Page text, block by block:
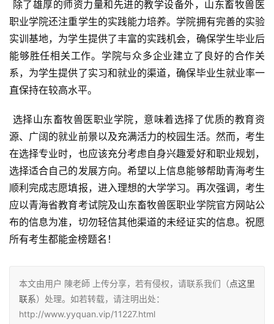
职业学院还注重学生的实践能力培养。学院拥有完善的实验
实训基地，为学生提供了丰富的实践机会，确保学生毕业后
能够胜任相关工作。学院与众多企业建立了良好的合作关
系，为学生提供了实习和就业的渠道，确保毕业生就业率一
直保持在较高水平。
源、广阔的就业前景以及充满活力的校园生活。然而，考生
在选择专业时，也应该充分考虑自身兴趣爱好和职业规划，
选择适合自己的发展方向。希望以上信息能够帮助青海考生
顺利完成志愿填报，进入理想的大学学习。再次强调，考生
应以青海省教育考试院及山东畜牧兽医职业学院官方网站公
布的信息为准，切勿轻信其他渠道的未经证实的信息。祝愿
所有考生都能金榜题名！
本文由用户 陳老師 上传分享，若有侵权，请联系我们（点这里
联系）处理。如若转载，请注明出处：
http://www.yyquan.vip/11227.html